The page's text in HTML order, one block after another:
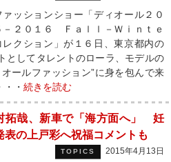
ッションショー「ディオール２０
－２０１６ Ｆａｌｌ－Ｗｉｎｔｅ
レクション」が１６日、東京都内の
としてタレントのローラ、モデルの
ールファッション”に身を包んで来
・ 続きを読む
拓哉、新車で「海方面へ」 妊
表の上戸彩へ祝福コメントも
TOPICS 2015年4月13日